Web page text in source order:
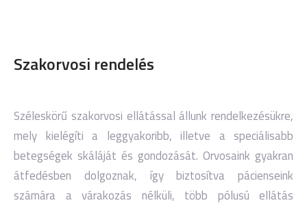
Szakorvosi rendelés
Széleskörű szakorvosi ellátással állunk rendelkezésükre,
mely kielégíti a leggyakoribb, illetve a speciálisabb
betegségek skáláját és gondozását. Orvosaink gyakran
átfedésben dolgoznak, így biztosítva pácienseink
számára a várakozás nélküli, több pólusú ellátás